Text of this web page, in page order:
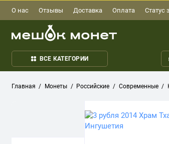
О нас Отзывы Доставка Оплата Статус
ВСЕ КАТЕГОРИИ
Главная Монеты Российские Современные